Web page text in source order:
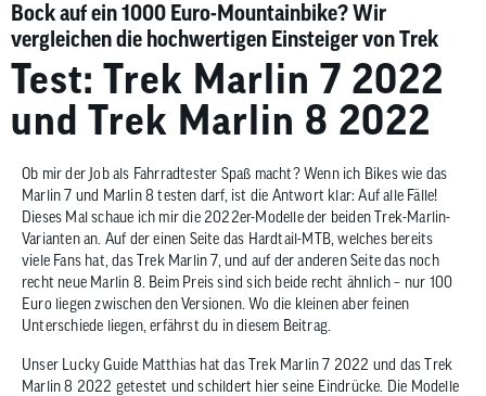
um
das
Ergebnis
Drücke
die
um
zum
gelangen.
Bock auf ein 1000 Euro-Mountainbike? Wir
vergleichen die hochwertigen Einsteiger von Trek
Test: Trek Marlin 7 2022
und Trek Marlin 8 2022
Ob mir der Job als Fahrradtester Spaß macht? Wenn ich Bikes wie das
Marlin 7 und Marlin 8 testen darf, ist die Antwort klar: Auf alle Fälle!
Dieses Mal schaue ich mir die 2022er-Modelle der beiden Trek-Marlin-
Varianten an. Auf der einen Seite das Hardtail-MTB, welches bereits
viele Fans hat, das Trek Marlin 7, und auf der anderen Seite das noch
recht neue Marlin 8. Beim Preis sind sich beide recht ähnlich – nur 100
Euro liegen zwischen den Versionen. Wo die kleinen aber feinen
Unterschiede liegen, erfährst du in diesem Beitrag.
Unser Lucky Guide Matthias hat das Trek Marlin 7 2022 und das Trek
Marlin 8 2022 getestet und schildert hier seine Eindrücke. Die Modelle